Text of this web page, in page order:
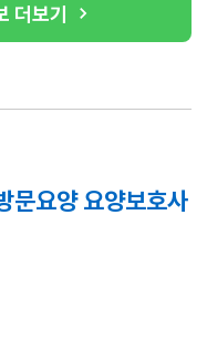
더보기
요양 요양보호사